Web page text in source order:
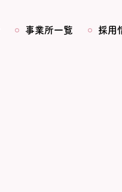
事業所一覧 採用